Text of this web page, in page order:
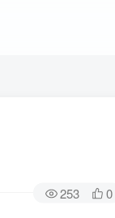
253 0